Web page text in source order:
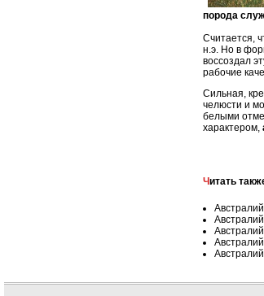
порода
Считается,
н.э. Но в
воссоздал
рабочие
Сильная,
челюсти и
белыми
характером,
Читать